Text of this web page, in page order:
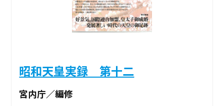
昭和天皇実録 第十二
宮内庁／編修